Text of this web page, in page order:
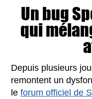
Un bug
qui
Depuis plusieurs
remontent un
leforum officiel de